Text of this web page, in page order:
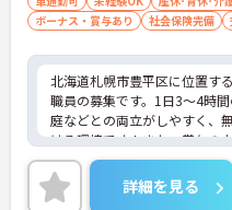
ボーナス・賞与あり
社会保険完備
北海道札幌市豊平区に位置す
職員の募集です。1日3～4時
庭などとの両立がしやすく、
ける環境です！また、賞与の
っかりと評価され還元されま
ご面接のポイントお伝えしま
合わせください。
詳細を見る